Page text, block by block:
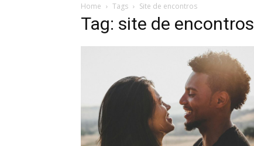
Home Tags Site de encontros
Tag: site de encontros